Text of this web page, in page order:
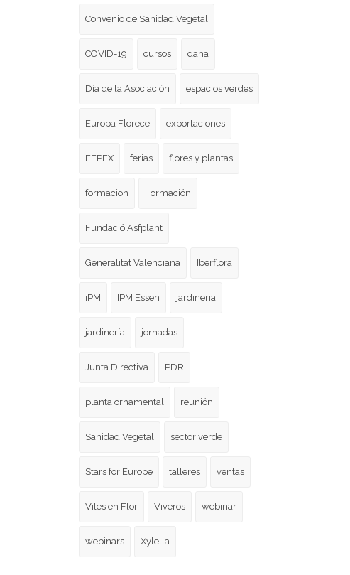
Convenio de Sanidad Vegetal
COVID-19 cursos dana
Día de la Asociación espacios verdes
Europa Florece exportaciones
FEPEX ferias flores y plantas
formacion Formación
Fundació Asfplant
Generalitat Valenciana Iberflora
iPM IPM Essen jardineria
jardinería jornadas
Junta Directiva PDR
planta ornamental reunión
Sanidad Vegetal sector verde
Stars for Europe talleres ventas
Viles en Flor Viveros webinar
webinars Xylella